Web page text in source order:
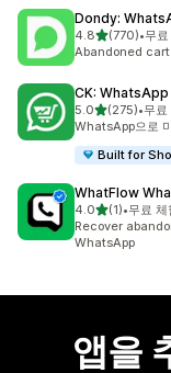
Dondy:
4.8별 5개 중
(770)
총 리뷰 770개
•무
Abandoned
CK:
5.0별 5개 중
(275)
총 리뷰 275개
•무료
WhatsApp으로
Built for
WhatFlow
4.0별 5개 중
(1)
총 리뷰 1개
•무료 체
Recover
WhatsApp
앱을